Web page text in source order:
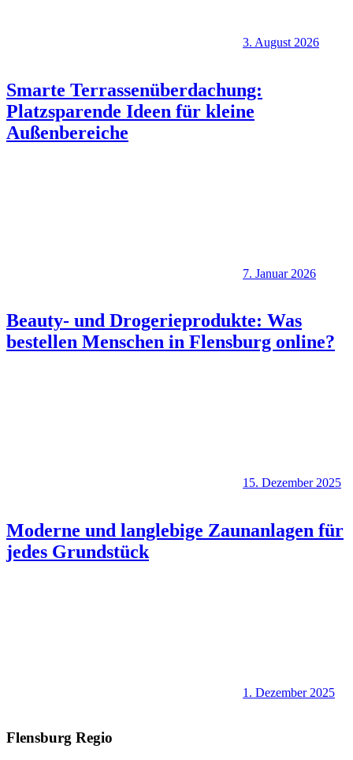
3. August 2026
Smarte Terrassenüberdachung:
Platzsparende Ideen für kleine
Außenbereiche
7. Januar 2026
Beauty- und Drogerieprodukte: Was
bestellen Menschen in Flensburg online?
15. Dezember 2025
Moderne und langlebige Zaunanlagen für
jedes Grundstück
1. Dezember 2025
Flensburg Regio